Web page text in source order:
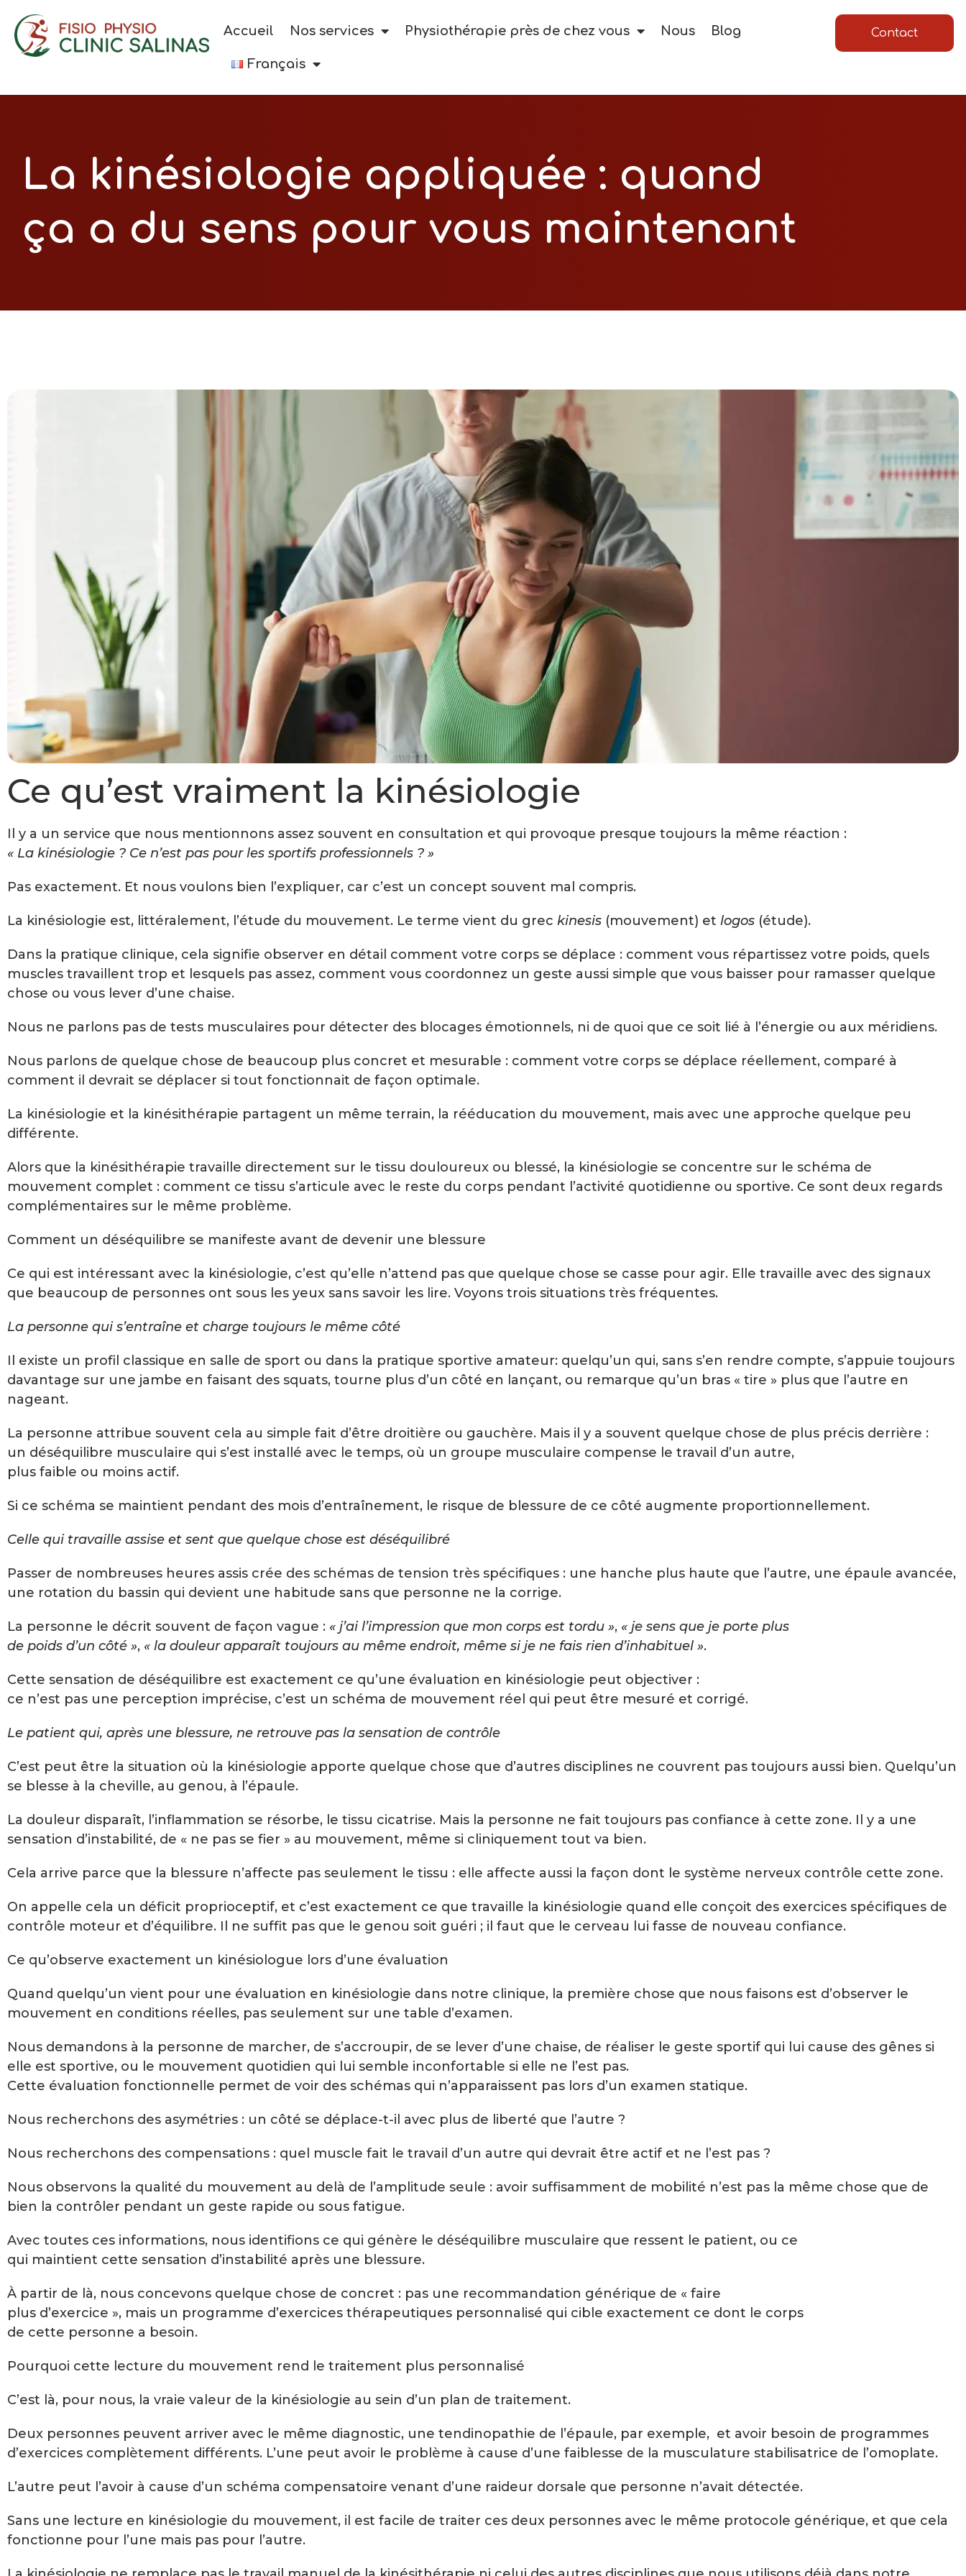
Accueil Nos services Physiothérapie près de chez vous Nous Blog
Français
Contact
La kinésiologie appliquée : quand
ça a du sens pour vous maintenant
Ce qu’est vraiment la kinésiologie
Il y a un service que nous mentionnons assez souvent en consultation et qui provoque presque toujours la même réaction :
« La kinésiologie ? Ce n’est pas pour les sportifs professionnels ? »
Pas exactement. Et nous voulons bien l’expliquer, car c’est un concept souvent mal compris.
La kinésiologie est, littéralement, l’étude du mouvement. Le terme vient du grec kinesis (mouvement) et logos (étude).
Dans la pratique clinique, cela signifie observer en détail comment votre corps se déplace : comment vous répartissez votre poids, quels
muscles travaillent trop et lesquels pas assez, comment vous coordonnez un geste aussi simple que vous baisser pour ramasser quelque
chose ou vous lever d’une chaise.
Nous ne parlons pas de tests musculaires pour détecter des blocages émotionnels, ni de quoi que ce soit lié à l’énergie ou aux méridiens.
Nous parlons de quelque chose de beaucoup plus concret et mesurable : comment votre corps se déplace réellement, comparé à
comment il devrait se déplacer si tout fonctionnait de façon optimale.
La kinésiologie et la kinésithérapie partagent un même terrain, la rééducation du mouvement, mais avec une approche quelque peu
différente.
Alors que la kinésithérapie travaille directement sur le tissu douloureux ou blessé, la kinésiologie se concentre sur le schéma de
mouvement complet : comment ce tissu s’articule avec le reste du corps pendant l’activité quotidienne ou sportive. Ce sont deux regards
complémentaires sur le même problème.
Comment un déséquilibre se manifeste avant de devenir une blessure
Ce qui est intéressant avec la kinésiologie, c’est qu’elle n’attend pas que quelque chose se casse pour agir. Elle travaille avec des signaux
que beaucoup de personnes ont sous les yeux sans savoir les lire. Voyons trois situations très fréquentes.
La personne qui s’entraîne et charge toujours le même côté
Il existe un profil classique en salle de sport ou dans la pratique sportive amateur: quelqu’un qui, sans s’en rendre compte, s’appuie toujours
davantage sur une jambe en faisant des squats, tourne plus d’un côté en lançant, ou remarque qu’un bras « tire » plus que l’autre en
nageant.
La personne attribue souvent cela au simple fait d’être droitière ou gauchère. Mais il y a souvent quelque chose de plus précis derrière :
un déséquilibre musculaire qui s’est installé avec le temps, où un groupe musculaire compense le travail d’un autre,
plus faible ou moins actif.
Si ce schéma se maintient pendant des mois d’entraînement, le risque de blessure de ce côté augmente proportionnellement.
Celle qui travaille assise et sent que quelque chose est déséquilibré
Passer de nombreuses heures assis crée des schémas de tension très spécifiques : une hanche plus haute que l’autre, une épaule avancée,
une rotation du bassin qui devient une habitude sans que personne ne la corrige.
La personne le décrit souvent de façon vague : « j’ai l’impression que mon corps est tordu », « je sens que je porte plus
de poids d’un côté », « la douleur apparaît toujours au même endroit, même si je ne fais rien d’inhabituel ».
Cette sensation de déséquilibre est exactement ce qu’une évaluation en kinésiologie peut objectiver :
ce n’est pas une perception imprécise, c’est un schéma de mouvement réel qui peut être mesuré et corrigé.
Le patient qui, après une blessure, ne retrouve pas la sensation de contrôle
C’est peut être la situation où la kinésiologie apporte quelque chose que d’autres disciplines ne couvrent pas toujours aussi bien. Quelqu’un
se blesse à la cheville, au genou, à l’épaule.
La douleur disparaît, l’inflammation se résorbe, le tissu cicatrise. Mais la personne ne fait toujours pas confiance à cette zone. Il y a une
sensation d’instabilité, de « ne pas se fier » au mouvement, même si cliniquement tout va bien.
Cela arrive parce que la blessure n’affecte pas seulement le tissu : elle affecte aussi la façon dont le système nerveux contrôle cette zone.
On appelle cela un déficit proprioceptif, et c’est exactement ce que travaille la kinésiologie quand elle conçoit des exercices spécifiques de
contrôle moteur et d’équilibre. Il ne suffit pas que le genou soit guéri ; il faut que le cerveau lui fasse de nouveau confiance.
Ce qu’observe exactement un kinésiologue lors d’une évaluation
Quand quelqu’un vient pour une évaluation en kinésiologie dans notre clinique, la première chose que nous faisons est d’observer le
mouvement en conditions réelles, pas seulement sur une table d’examen.
Nous demandons à la personne de marcher, de s’accroupir, de se lever d’une chaise, de réaliser le geste sportif qui lui cause des gênes si
elle est sportive, ou le mouvement quotidien qui lui semble inconfortable si elle ne l’est pas.
Cette évaluation fonctionnelle permet de voir des schémas qui n’apparaissent pas lors d’un examen statique.
Nous recherchons des asymétries : un côté se déplace-t-il avec plus de liberté que l’autre ?
Nous recherchons des compensations : quel muscle fait le travail d’un autre qui devrait être actif et ne l’est pas ?
Nous observons la qualité du mouvement au delà de l’amplitude seule : avoir suffisamment de mobilité n’est pas la même chose que de
bien la contrôler pendant un geste rapide ou sous fatigue.
Avec toutes ces informations, nous identifions ce qui génère le déséquilibre musculaire que ressent le patient, ou ce
qui maintient cette sensation d’instabilité après une blessure.
À partir de là, nous concevons quelque chose de concret : pas une recommandation générique de « faire
plus d’exercice », mais un programme d’exercices thérapeutiques personnalisé qui cible exactement ce dont le corps
de cette personne a besoin.
Pourquoi cette lecture du mouvement rend le traitement plus personnalisé
C’est là, pour nous, la vraie valeur de la kinésiologie au sein d’un plan de traitement.
Deux personnes peuvent arriver avec le même diagnostic, une tendinopathie de l’épaule, par exemple, et avoir besoin de programmes
d’exercices complètement différents. L’une peut avoir le problème à cause d’une faiblesse de la musculature stabilisatrice de l’omoplate.
L’autre peut l’avoir à cause d’un schéma compensatoire venant d’une raideur dorsale que personne n’avait détectée.
Sans une lecture en kinésiologie du mouvement, il est facile de traiter ces deux personnes avec le même protocole générique, et que cela
fonctionne pour l’une mais pas pour l’autre.